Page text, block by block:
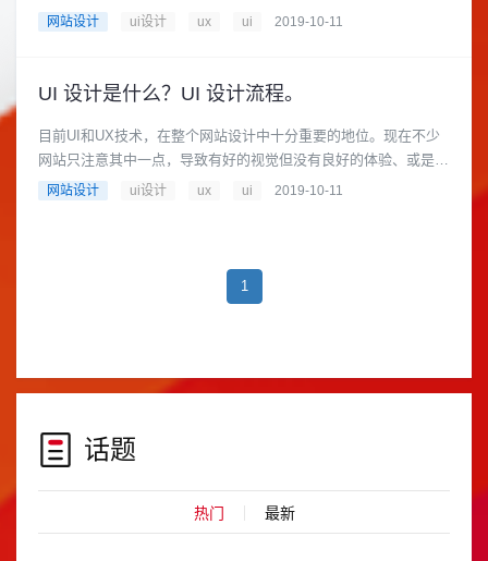
感......
网站设计 ui设计 ux ui 2019-10-11
UI 设计是什么？UI 设计流程。
目前UI和UX技术，在整个网站设计中十分重要的地位。现在不少
网站只注意其中一点，导致有好的视觉但没有良好的体验、或是完
善的体验却没有视觉效果......
网站设计 ui设计 ux ui 2019-10-11
1
话题
热门 最新